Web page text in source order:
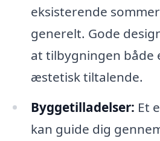
eksisterende
generelt. Gode
at tilbygningen både
æstetisk tiltalende.
Byggetilladelser: Et
kan guide dig